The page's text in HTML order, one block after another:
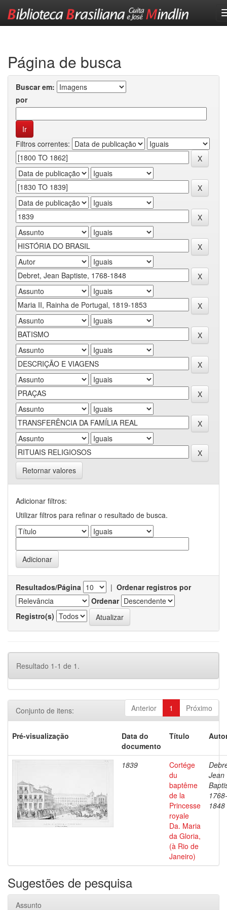
Página de busca
Buscar em:
por
Filtros correntes:
Retornar valores
Adicionar filtros:
Utilizar filtros para refinar o resultado de busca.
Resultados/Página | Ordenar registros por
Ordenar
Registro(s)
Resultado 1-1 de 1.
Anterior 1 Próximo
Conjunto de itens:
Pré-visualização
Data do
documento
Título
1839
Cortége
du
baptême
de la
Princesse
royale
Da. Maria
da Gloria,
(à Rio de
Janeiro)
Jean
1768-
1848
Sugestões de pesquisa
Assunto